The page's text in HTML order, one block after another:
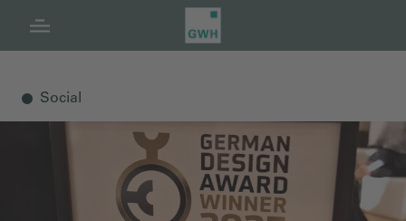
Navigation
Inhalt
Fußzeile
Social